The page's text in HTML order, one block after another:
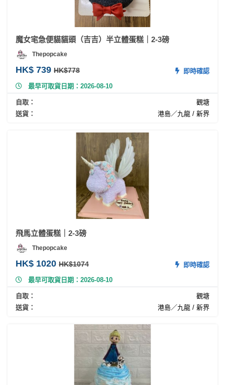
魔女宒急便貓貓頭（吉吉）半立體蛋糕｜2-3磅
Thepopcake
HK$ 739 HK$778
即時確認
最早可取貨日期：2026-08-10
自取：
觀塘
送貨：
港島／九龍 / 新界
飛馬立體蛋糕｜2-3磅
Thepopcake
HK$ 1020 HK$1074
即時確認
最早可取貨日期：2026-08-10
自取：
觀塘
送貨：
港島／九龍 / 新界